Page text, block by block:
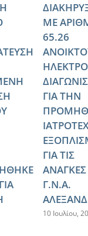
ΜΕ
65.26
ΓΙΑ ΤΗΝ
ΓΙΑ ΤΙΣ
Γ.Ν.Α.
10 Ιουλίου,